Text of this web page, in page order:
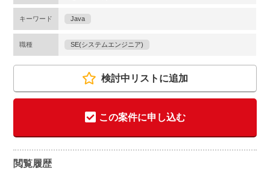
キーワード Java
職種 SE(システムエンジニア)
検討中リストに追加
この案件に申し込む
閲覧履歴